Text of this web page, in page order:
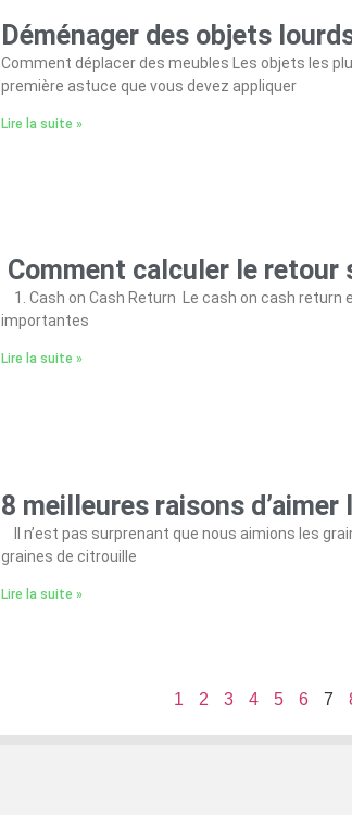
Déménager des objets
Comment déplacer des meubles Les objets les
première astuce que vous devez appliquer
Lire la suite »
Comment calculer le
1. Cash on Cash Return Le cash on cash return
importantes
Lire la suite »
8 meilleures raisons
Il n’est pas surprenant que nous aimions les
graines de citrouille
Lire la suite »
1 2 3 4 5 6 7